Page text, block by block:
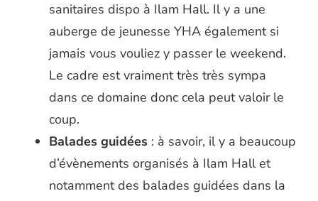
sanitaires dispo à Ilam Hall. Il y a une
auberge de jeunesse YHA également si
jamais vous vouliez y passer le weekend.
Le cadre est vraiment très très sympa
dans ce domaine donc cela peut valoir le
coup.
Balades guidées : à savoir, il y a beaucoup
d’évènements organisés à Ilam Hall et
notamment des balades guidées dans la